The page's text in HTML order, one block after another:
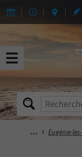
Eugénie-